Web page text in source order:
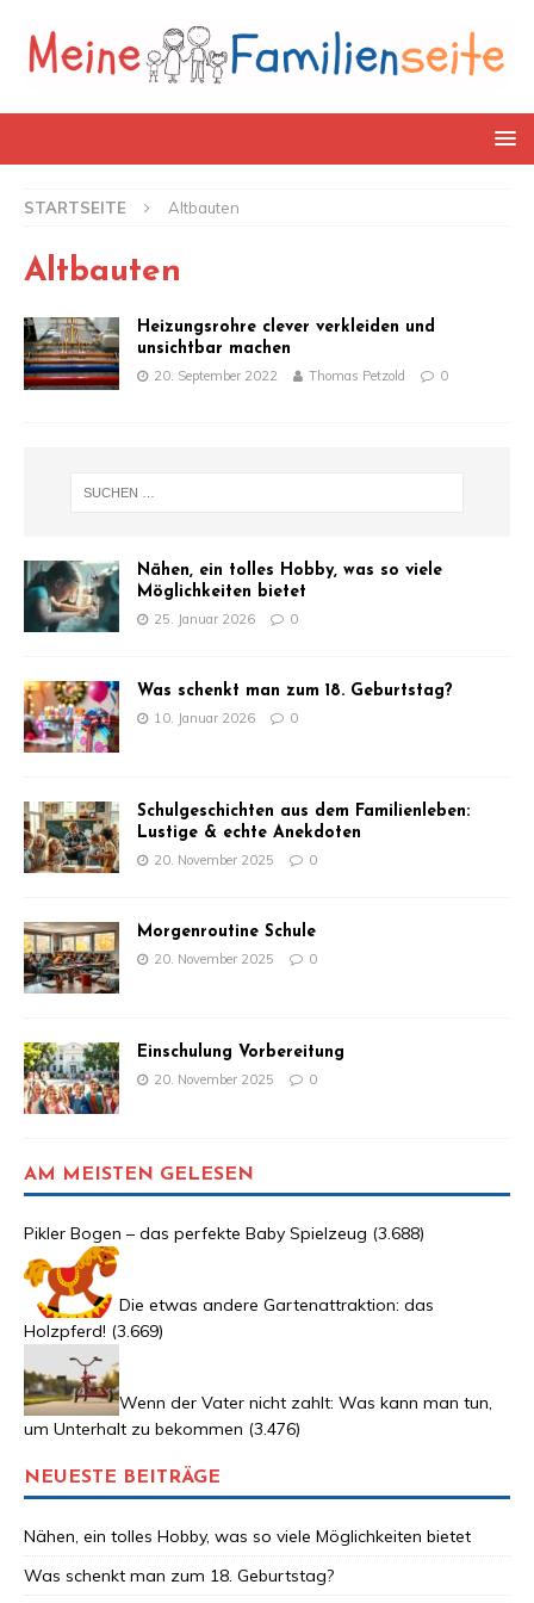
STARTSEITE Altbauten
Altbauten
Heizungsrohre clever verkleiden und
unsichtbar machen
20. September 2022 Thomas Petzold 0
Nähen, ein tolles Hobby, was so viele
Möglichkeiten bietet
25. Januar 2026 0
Was schenkt man zum 18. Geburtstag?
10. Januar 2026 0
Schulgeschichten aus dem Familienleben:
Lustige & echte Anekdoten
20. November 2025 0
Morgenroutine Schule
20. November 2025 0
Einschulung Vorbereitung
20. November 2025 0
AM MEISTEN GELESEN
Pikler Bogen – das perfekte Baby Spielzeug (3.688)
Die etwas andere Gartenattraktion: das
Holzpferd! (3.669)
Wenn der Vater nicht zahlt: Was kann man tun,
um Unterhalt zu bekommen (3.476)
NEUESTE BEITRÄGE
Nähen, ein tolles Hobby, was so viele Möglichkeiten bietet
Was schenkt man zum 18. Geburtstag?